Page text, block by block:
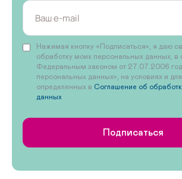
Нажимая кнопку «Подписаться», я даю
обработку моих персональных данных, в
Федеральным законом от 27.07.2006
персональных данных», на условиях и
определенных в Соглашение об
данных
Подписаться